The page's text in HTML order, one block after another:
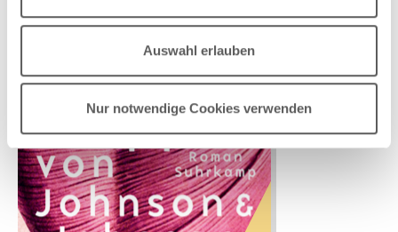
Auswahl erlauben
Nur notwendige Cookies verwenden